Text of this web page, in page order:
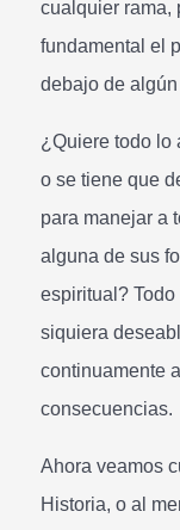
cualquier rama,
fundamental el
debajo de algún
¿Quiere todo lo
o se tiene que
para manejar a
alguna de sus
espiritual?
siquiera
continuamente
consecuencias.
Ahora veamos
Historia, o al